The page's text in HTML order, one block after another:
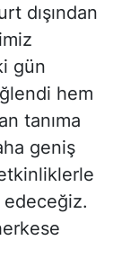
dışından
gün
hem
tanıma
geniş